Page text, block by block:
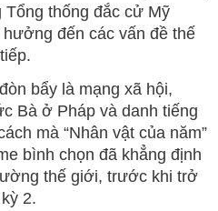
Tổng thống đắc cử Mỹ
đến các vấn đề thế
bẩy là mạng xã hội,
Bà ở Pháp và danh tiếng
mà “Nhân vật của năm”
bình chọn đã khẳng định
thế giới, trước khi trở
2.